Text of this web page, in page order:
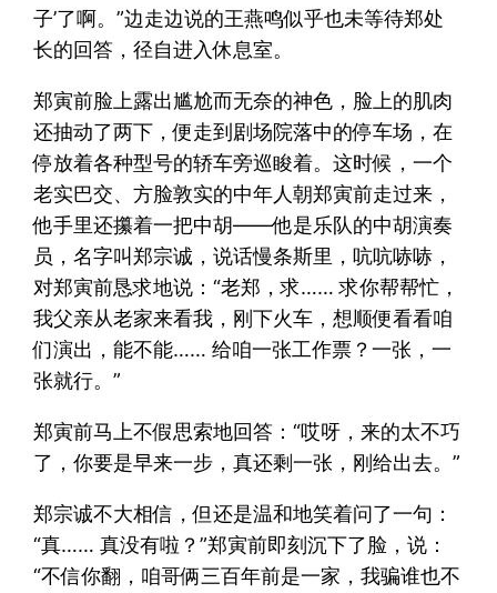
子’了啊。”边走边说的王燕鸣似乎也未等待郑处
长的回答，径自进入休息室。
郑寅前脸上露出尴尬而无奈的神色，脸上的肌肉
还抽动了两下，便走到剧场院落中的停车场，在
停放着各种型号的轿车旁巡睃着。这时候，一个
老实巴交、方脸敦实的中年人朝郑寅前走过来，
他手里还攥着一把中胡——他是乐队的中胡演奏
员，名字叫郑宗诚，说话慢条斯里，吭吭哧哧，
对郑寅前恳求地说：“老郑，求…… 求你帮帮忙，
我父亲从老家来看我，刚下火车，想顺便看看咱
们演出，能不能…… 给咱一张工作票？一张，一
张就行。”
郑寅前马上不假思索地回答：“哎呀，来的太不巧
了，你要是早来一步，真还剩一张，刚给出去。”
郑宗诚不大相信，但还是温和地笑着问了一句：
“真…… 真没有啦？”郑寅前即刻沉下了脸，说：
“不信你翻，咱哥俩三百年前是一家，我骗谁也不